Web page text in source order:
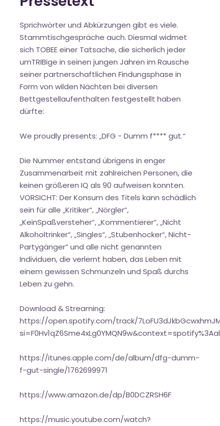
Sprichwörter und Abkürzungen gibt es viele.
Stammtischgespräche auch. Diesmal widmet
sich TOBEE einer Tatsache, die sicherlich jeder
umTRIBige in seinen jungen Jahren im Rausche
seiner partnerschaftlichen Findungsphase in
Form von wilden Nächten bei diversen
Bettgestellaufenthalten festgestellt haben
dürfte:
We proudly presents: „DFG - Dumm f**** gut.“
Die Nummer entstand übrigens in enger
Zusammenarbeit mit zahlreichen Personen, die
keinen größeren IQ als 90 aufweisen konnten.
VORSICHT: Der Konsum des Titels kann schädlich
sein für alle „Kritiker“, „Nörgler“,
„KeinSpaßversteher“, „Kommentierer“, „Nicht
Alkoholtrinker“, „Singles“, „Stubenhocker“, Nicht-
Partygänger“ und alle nicht genannten
Individuen, die verlernt haben, das Leben mit
einem gewissen Schmunzeln und Spaß durchs
Leben zu gehn.
Download & Streaming:
https://open.spotify.com/track/
https://itunes.apple.com/de/album/dfg-dumm-
f-gut-single/1762699971
https://www.amazon.de/dp/B0DCZRSH6F
https://music.youtube.com/watch?